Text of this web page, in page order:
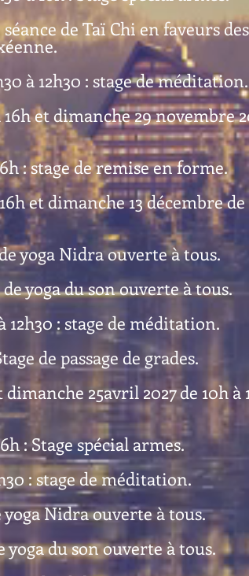
de Taï Chi en faveurs
à 12h30 : stage de méditation.
et dimanche 29 novembre
: stage de remise en forme.
et dimanche 13 décembre de
yoga Nidra ouverte à tous.
de yoga du son ouverte à tous.
12h30 : stage de méditation.
de passage de grades.
25avril 2027 de 10h
: Stage spécial armes.
: stage de méditation.
yoga Nidra ouverte à tous.
yoga du son ouverte à tous.